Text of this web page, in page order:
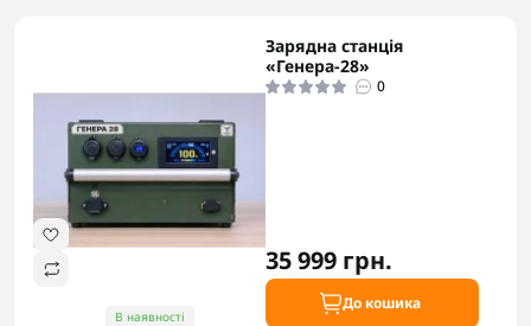
В наявності
Зарядна станція
«Генера-28»
0
35 999 грн.
До кошика